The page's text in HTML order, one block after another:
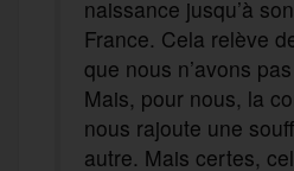
naissance jusqu’à
France. Cela relève
que nous n’avons
Mais, pour nous, la
nous rajoute une
autre. Mais certes,